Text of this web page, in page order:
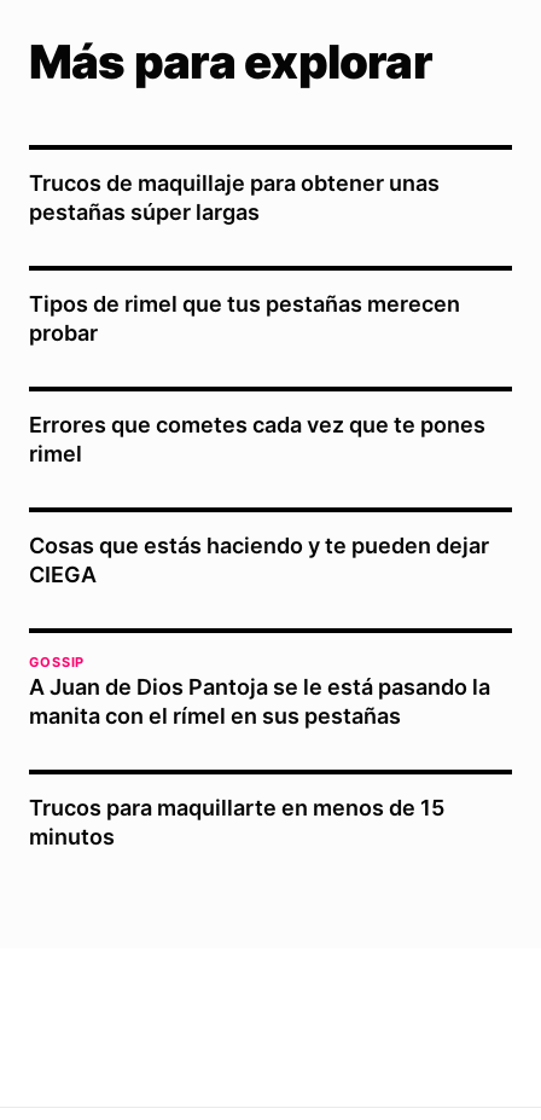
Más para explorar
Trucos de maquillaje para obtener unas
pestañas súper largas
Tipos de rimel que tus pestañas merecen
probar
Errores que cometes cada vez que te pones
rimel
Cosas que estás haciendo y te pueden dejar
CIEGA
GOSSIP
A Juan de Dios Pantoja se le está pasando la
manita con el rímel en sus pestañas
Trucos para maquillarte en menos de 15
minutos